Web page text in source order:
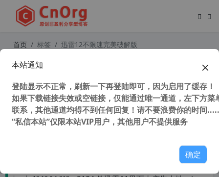
首页 标签 迅雷12不限速完美破解版
下载和云盘
本站通知
登陆显示不正常，刷新一下再登陆即可，因为启用了缓存！
如果下载链接失效或空链接，仅能通过唯一通道，左下方菜
联系，其他通道均得不到任何回复！请不要浪费你的时间
“私信本站”仅限本站VIP用户，其他用户不提供服务
确定